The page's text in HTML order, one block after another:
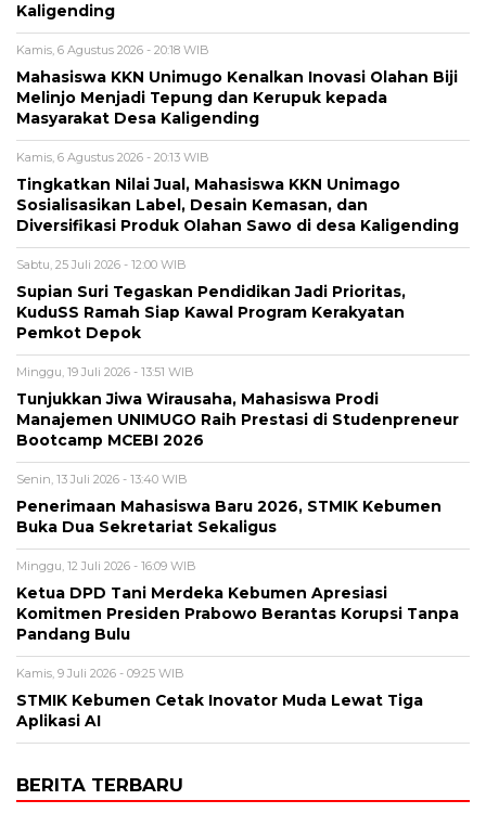
Kaligending
Kamis, 6 Agustus 2026 - 20:18 WIB
Mahasiswa KKN Unimugo Kenalkan Inovasi Olahan Biji
Melinjo Menjadi Tepung dan Kerupuk kepada
Masyarakat Desa Kaligending
Kamis, 6 Agustus 2026 - 20:13 WIB
Tingkatkan Nilai Jual, Mahasiswa KKN Unimago
Sosialisasikan Label, Desain Kemasan, dan
Diversifikasi Produk Olahan Sawo di desa Kaligending
Sabtu, 25 Juli 2026 - 12:00 WIB
Supian Suri Tegaskan Pendidikan Jadi Prioritas,
KuduSS Ramah Siap Kawal Program Kerakyatan
Pemkot Depok
Minggu, 19 Juli 2026 - 13:51 WIB
Tunjukkan Jiwa Wirausaha, Mahasiswa Prodi
Manajemen UNIMUGO Raih Prestasi di Studenpreneur
Bootcamp MCEBI 2026
Senin, 13 Juli 2026 - 13:40 WIB
Penerimaan Mahasiswa Baru 2026, STMIK Kebumen
Buka Dua Sekretariat Sekaligus
Minggu, 12 Juli 2026 - 16:09 WIB
Ketua DPD Tani Merdeka Kebumen Apresiasi
Komitmen Presiden Prabowo Berantas Korupsi Tanpa
Pandang Bulu
Kamis, 9 Juli 2026 - 09:25 WIB
STMIK Kebumen Cetak Inovator Muda Lewat Tiga
Aplikasi AI
BERITA TERBARU